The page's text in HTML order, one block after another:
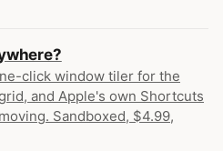
click window tiler for the
and Apple's own Shortcuts
Sandboxed, $4.99,